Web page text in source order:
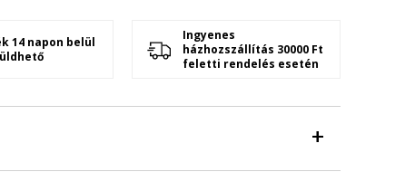
14 napon belül
Ingyenes
házhozszállítás 30000 Ft
feletti rendelés esetén